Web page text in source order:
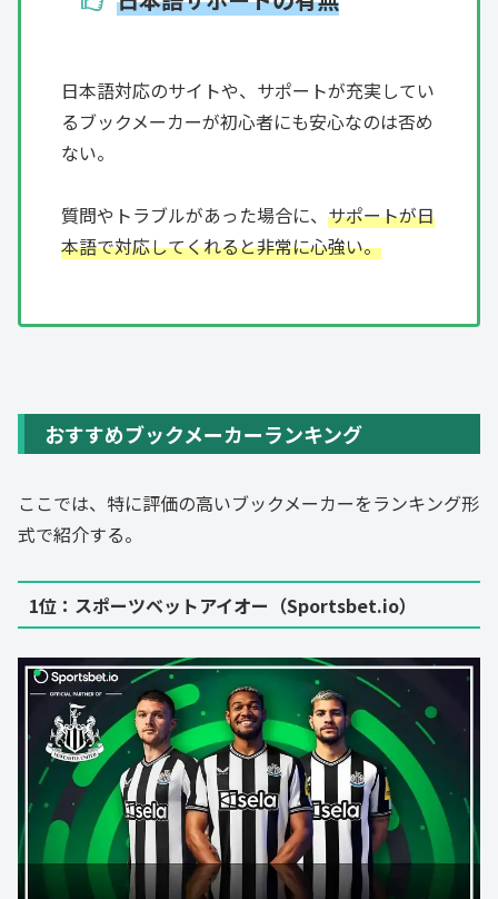
日本語対応のサイトや、サポートが充実してい
るブックメーカーが初心者にも安心なのは否め
ない。
質問やトラブルがあった場合に、 サポートが日
本語で対応してくれると非常に心強い。
おすすめブックメーカーランキング
ここでは、特に評価の高いブックメーカーをランキング形
式で紹介する。
1位：スポーツベットアイオー（Sportsbet.io）